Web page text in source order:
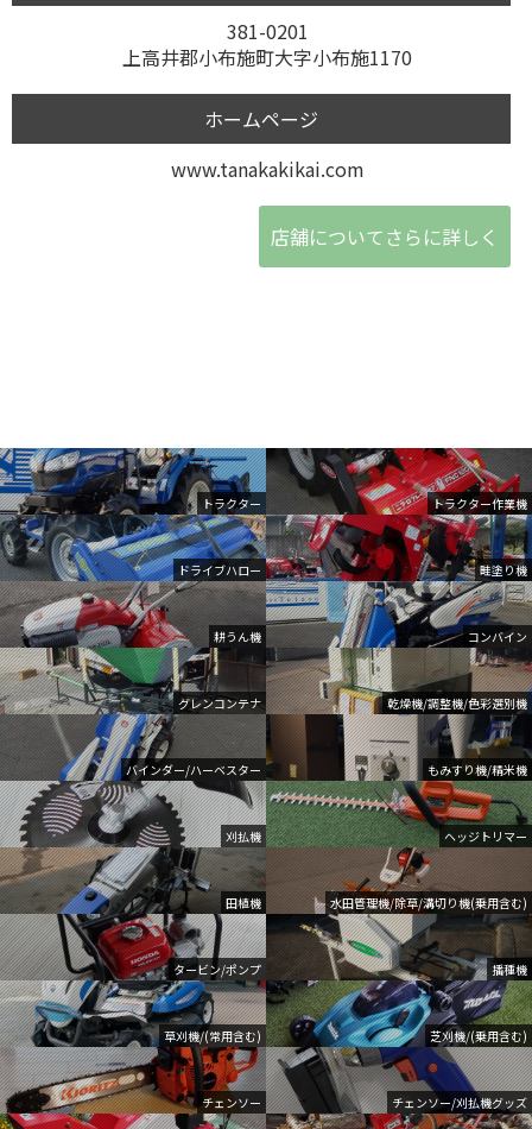
トラクター トラクター作業機
ドライブハロー 畦塗り機
耕うん機 コンバイン
グレンコンテナ 乾燥機/調整機/色彩選別機
バインダー/ハーベスター もみすり機/精米機
刈払機 ヘッジトリマー
田植機 水田管理機/除草/溝切り機(乗用含む)
タービン/ポンプ 播種機
草刈機/(常用含む) 芝刈機/(乗用含む)
チェンソー チェンソー/刈払機グッズ
381-0201
上高井郡小布施町大字小布施1170
ホームページ
www.tanakakikai.com
店舗についてさらに詳しく